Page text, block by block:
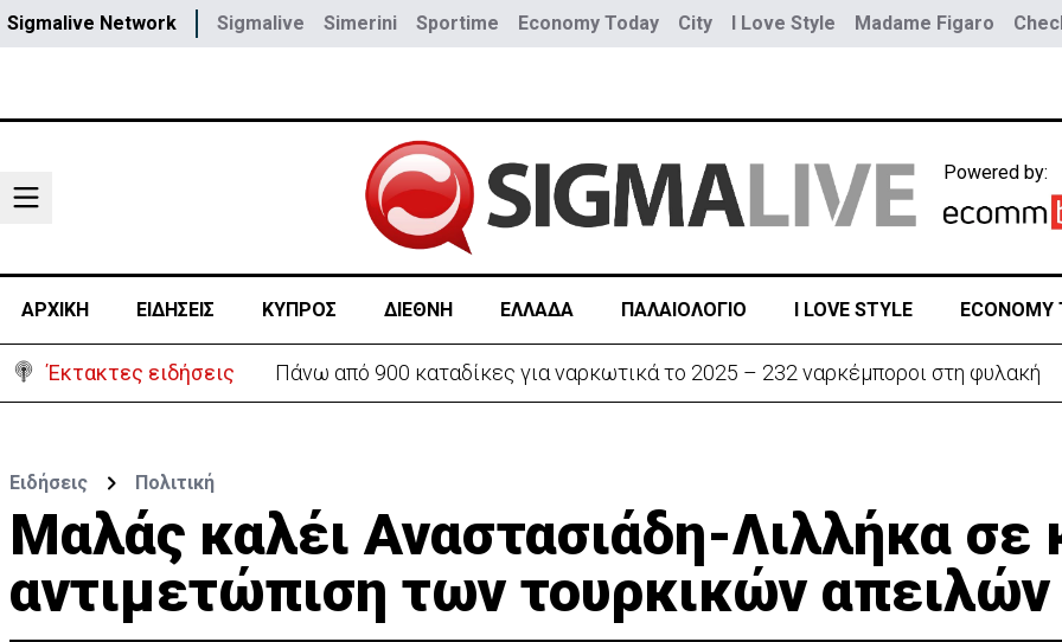
Sigmalive Network Sigmalive Simerini Sportime Economy Today City I Love Style Madame Figaro
Powered by:
ΑΡΧΙΚΗ ΕΙΔΗΣΕΙΣ ΚΥΠΡΟΣ ΔΙΕΘΝΗ ΕΛΛΑΔΑ ΠΑΛΑΙΟΛΟΓΙΟ I LOVE STYLE ECONOMY
Έκτακτες ειδήσεις Θέλει να ξαναζωντανέψει την «Corner» o Προύντζος - «Πληγώνει τις αναμνήσεις»
Ειδήσεις Πολιτική
Mαλάς καλέι Αναστασιάδη-Λιλλήκα σε
αντιμετώπιση των τουρκικών απειλών